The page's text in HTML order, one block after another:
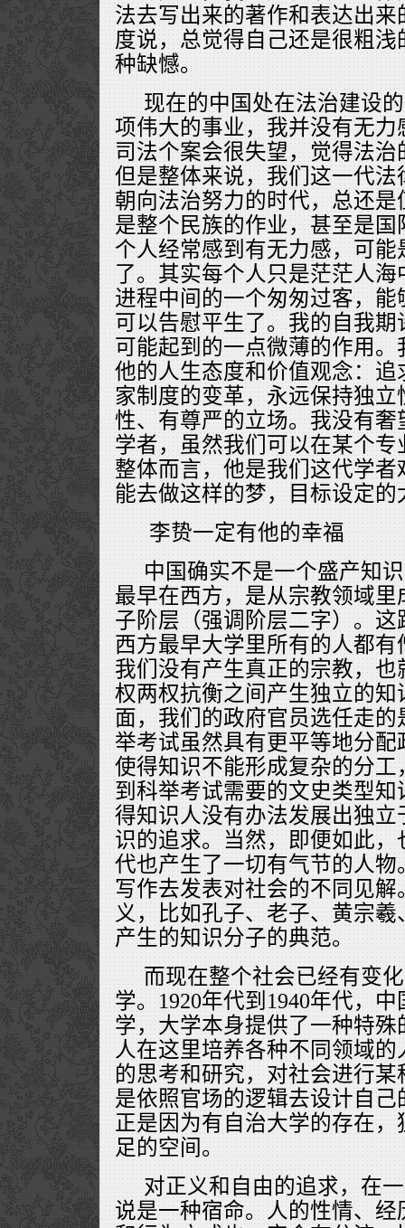
法去写出来的著作和表达出
度说，总觉得自己还是很粗
种缺憾。
现在的中国处在法治建设
项伟大的事业，我并没有无
司法个案会很失望，觉得法
但是整体来说，我们这一代
朝向法治努力的时代，总还
是整个民族的作业，甚至是
个人经常感到有无力感，可
了。其实每个人只是茫茫人
进程中间的一个匆匆过客，
可以告慰平生了。我的自我
可能起到的一点微薄的作用
他的人生态度和价值观念：
家制度的变革，永远保持独
性、有尊严的立场。我没有
学者，虽然我们可以在某个
整体而言，他是我们这代学
能去做这样的梦，目标设定的
李贽一定有他的幸福
中国确实不是一个盛产知
最早在西方，是从宗教领域
子阶层（强调阶层二字）。
西方最早大学里所有的人都
我们没有产生真正的宗教，
权两权抗衡之间产生独立的
面，我们的政府官员选任走
举考试虽然具有更平等地分
使得知识不能形成复杂的分
到科举考试需要的文史类型
得知识人没有办法发展出独
识的追求。当然，即便如此
代也产生了一切有气节的人
写作去发表对社会的不同见
义，比如孔子、老子、黄宗
产生的知识分子的典范。
而现在整个社会已经有变
学。1920年代到1940年代，
学，大学本身提供了一种特
人在这里培养各种不同领域
的思考和研究，对社会进行
是依照官场的逻辑去设计自
正是因为有自治大学的存在
足的空间。
对正义和自由的追求，在
说是一种宿命。人的性情、